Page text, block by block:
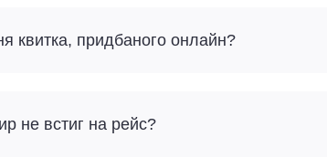
квитка, придбаного онлайн?
не встиг на рейс?